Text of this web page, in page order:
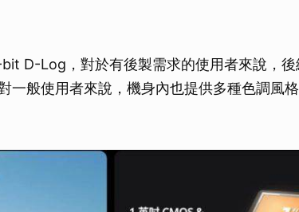
D-Log，對於有後製需求的使用者來說，後
一般使用者來說，機身內也提供多種色調風